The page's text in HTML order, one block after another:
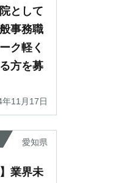
として
事務職
ク軽く
方を募
年11月17日
愛知県
業界未